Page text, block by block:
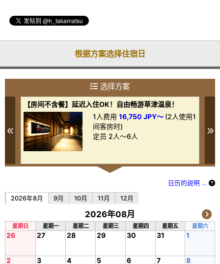
根据方案选择住宿日
选择方案
Previous
【房间不含餐】延迟入住OK！自由畅游草津温泉！
1人费用 16,750 JPY～ (2人使用1
间客房时)
定员 2人～6人
日历的説明 …
2026年8月 9月 10月 11月 12月
2026年08月
星期日 星期一 星期二 星期三 星期四 星期五 星期六
26 27 28 29 30 31 1
2 3 4 5 6 7 8